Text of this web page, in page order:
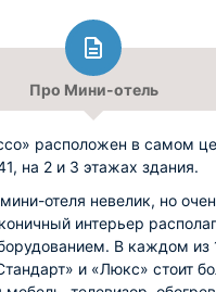
Про Мини-отель
расположен в самом
на 2 и 3 этажах здания.
отеля невелик, но
интерьер
В каждом из
и «Люкс» стоит